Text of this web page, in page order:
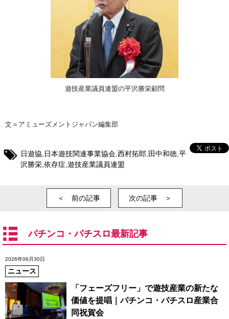
遊技産業議員連盟の平沢勝栄顧問
文＝アミューズメントジャパン編集部
日遊協 日本遊技関連事業協会 西村拓郎 田中和徳 平
沢勝栄 依存症 遊技産業議員連盟
＜ 前の記事 次の記事 ＞
パチンコ・パチスロ最新記事
2026年06月30日
ニュース
「フェーズフリー」で遊技産業の新たな
価値を提唱｜パチンコ・パチスロ産業合
同祝賀会